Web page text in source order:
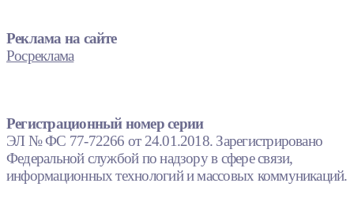
Реклама на сайте
Росреклама
Регистрационный номер серии
ЭЛ № ФС 77-72266 от 24.01.2018. Зарегистрировано
Федеральной службой по надзору в сфере связи,
информационных технологий и массовых коммуникаций.